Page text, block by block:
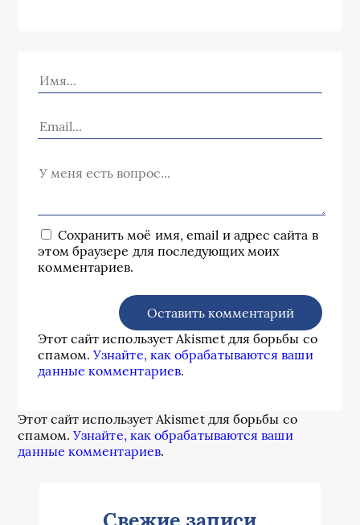
Сохранить моё имя, email и адрес сайта в
этом браузере для последующих моих
комментариев.
Этот сайт использует Akismet для борьбы со
спамом.Узнайте, как обрабатываются ваши
данные комментариев.
Этот сайт использует Akismet для борьбы со
спамом.Узнайте, как обрабатываются ваши
данные комментариев.